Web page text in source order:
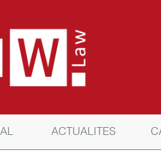
ACTUALITES